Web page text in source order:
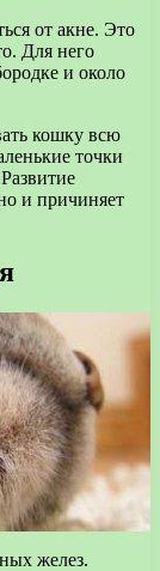
от акне. Это
Для него
и около
кошку всю
точки
и причиняет
желез.